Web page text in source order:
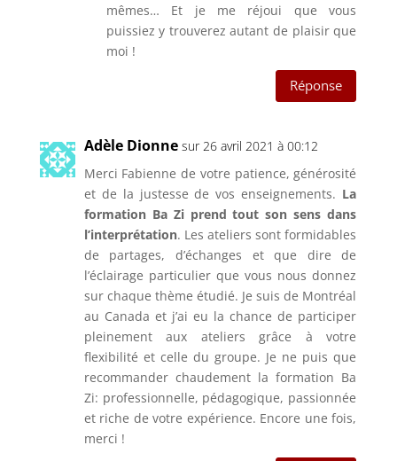
mêmes… Et je me réjoui que vous
puissiez y trouverez autant de plaisir que
moi !
Réponse
Adèle Dionne sur 26 avril 2021 à 00:12
Merci Fabienne de votre patience, générosité
et de la justesse de vos enseignements. La
formation Ba Zi prend tout son sens dans
l’interprétation. Les ateliers sont formidables
de partages, d’échanges et que dire de
l’éclairage particulier que vous nous donnez
sur chaque thème étudié. Je suis de Montréal
au Canada et j’ai eu la chance de participer
pleinement aux ateliers grâce à votre
flexibilité et celle du groupe. Je ne puis que
recommander chaudement la formation Ba
Zi: professionnelle, pédagogique, passionnée
et riche de votre expérience. Encore une fois,
merci !